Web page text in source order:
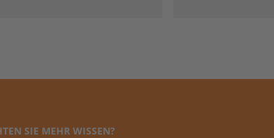
SIE MEHR WISSEN?